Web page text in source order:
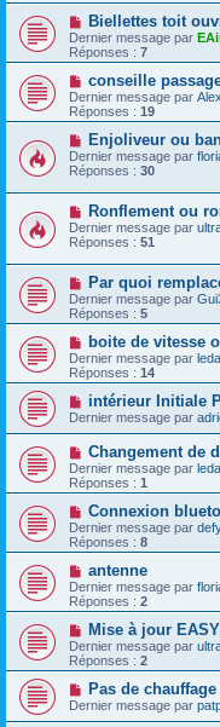
Biellettes toit
Dernier message par
Réponses : 7
conseille
Dernier message par
Réponses : 19
Enjoliveur ou
Dernier message par
Réponses : 30
Ronflement ou
Dernier message par
Réponses : 51
Par quoi
Dernier message par
Réponses : 5
boite de vitesse
Dernier message par
Réponses : 14
intérieur Initiale
Dernier message par
Changement de
Dernier message par
Réponses : 1
Connexion
Dernier message par
Réponses : 8
antenne
Dernier message par
Réponses : 2
Mise à jour
Dernier message par
Réponses : 2
Pas de
Dernier message par